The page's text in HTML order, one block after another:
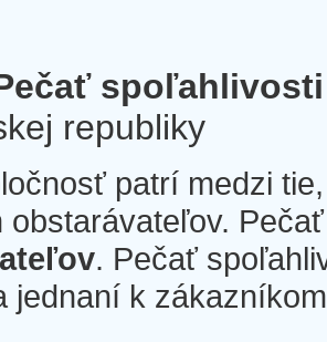
spoľahlivosti
republiky
patrí medzi
obstarávateľov.
. Pečať
jednaní k